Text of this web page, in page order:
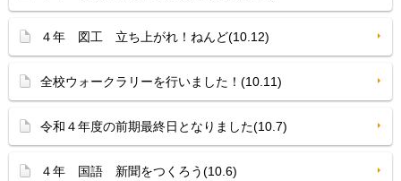
４年 図工 立ち上がれ！ねんど(10.12)
全校ウォークラリーを行いました！(10.11)
令和４年度の前期最終日となりました(10.7)
４年 国語 新聞をつくろう(10.6)